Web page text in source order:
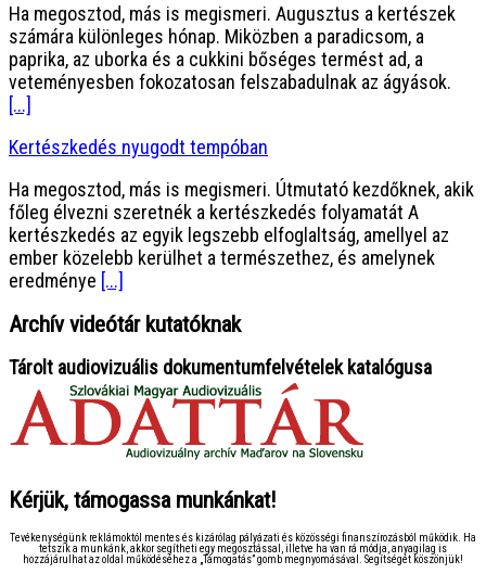
Ha megosztod, más is megismeri. Augusztus a kertészek
számára különleges hónap. Miközben a paradicsom, a
paprika, az uborka és a cukkini bőséges termést ad, a
veteményesben fokozatosan felszabadulnak az ágyások.
[...]
Kertészkedés nyugodt tempóban
Ha megosztod, más is megismeri. Útmutató kezdőknek, akik
főleg élvezni szeretnék a kertészkedés folyamatát A
kertészkedés az egyik legszebb elfoglaltság, amellyel az
ember közelebb kerülhet a természethez, és amelynek
eredménye [...]
Archív videótár kutatóknak
Tárolt audiovizuális dokumentumfelvételek katalógusa
Kérjük, támogassa munkánkat!
Tevékenységünk reklámoktól mentes és kizárólag pályázati és közösségi finanszírozásból működik. Ha
tetszik a munkánk, akkor segítheti egy megosztással, illetve ha van rá módja, anyagilag is
hozzájárulhat az oldal működéséhez a „Támogatás” gomb megnyomásával. Segítségét köszönjük!